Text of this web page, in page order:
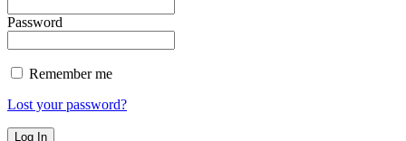
Password
Remember me
Lost your password?